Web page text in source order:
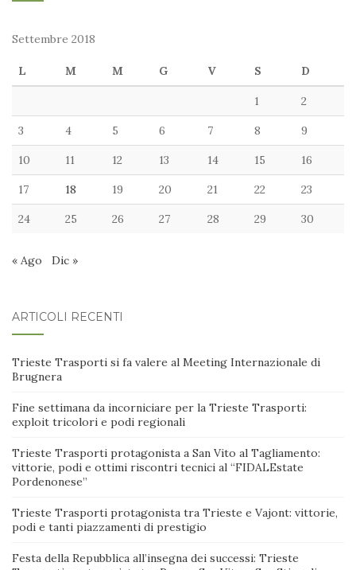
Settembre 2018
L M M G V S D
1 2
3 4 5 6 7 8 9
10 11 12 13 14 15 16
17 18 19 20 21 22 23
24 25 26 27 28 29 30
« Ago Dic »
ARTICOLI RECENTI
Trieste Trasporti si fa valere al Meeting Internazionale di
Brugnera
Fine settimana da incorniciare per la Trieste Trasporti:
exploit tricolori e podi regionali
Trieste Trasporti protagonista a San Vito al Tagliamento:
vittorie, podi e ottimi riscontri tecnici al “FIDALEstate
Pordenonese”
Trieste Trasporti protagonista tra Trieste e Vajont: vittorie,
podi e tanti piazzamenti di prestigio
Festa della Repubblica all’insegna dei successi: Trieste